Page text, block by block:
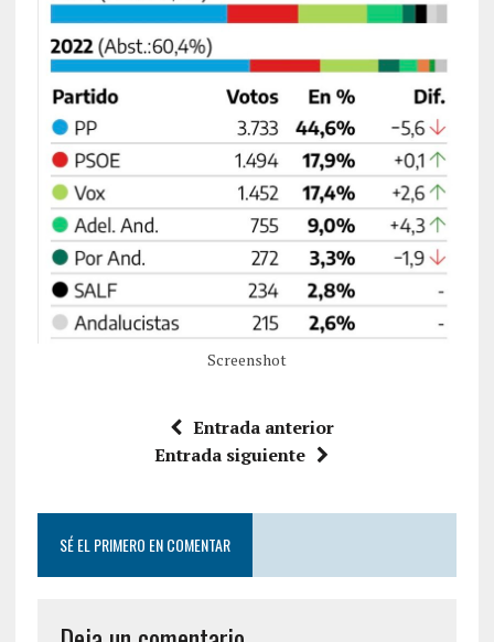
Screenshot
Entrada anterior
Entrada siguiente
SÉ EL PRIMERO EN COMENTAR